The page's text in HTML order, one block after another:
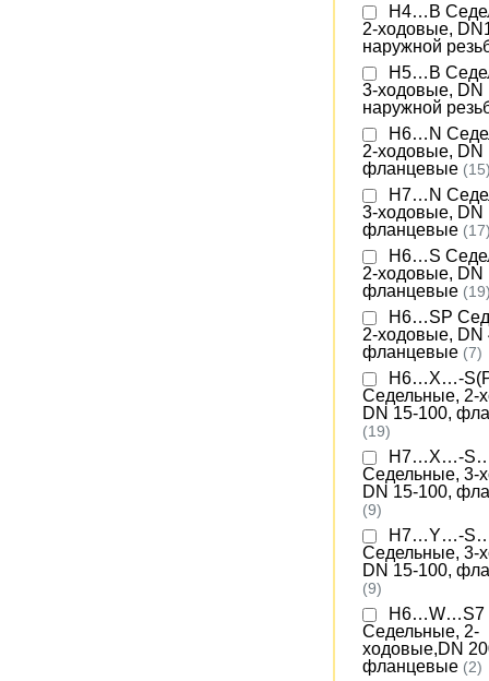
H4…B
2-ходовые,
наружной
H5…B
3-ходовые, DN
наружной
H6…N
2-ходовые, DN
фланцевые
H7…N
3-ходовые, DN
фланцевые
H6…S
2-ходовые, DN
фланцевые
H6…SP
2-ходовые, DN
фланцевые (7)
H6…X…-
Седельные, 2-
DN 15-100,
(19)
H7…X…-
Седельные, 3-
DN 15-100,
(9)
H7…Y…-
Седельные, 3-
DN 15-100,
(9)
H6…W…S7
Седельные, 2-
ходовые,DN
фланцевые (2)